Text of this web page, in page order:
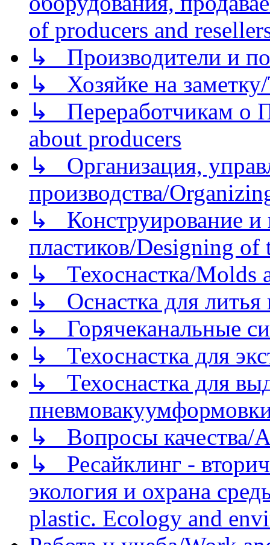
of producers and
↳ Производители и
↳ Хозяйке на
↳ Переработчикам о
about producers
↳ Организация,
производства/
↳ Конструирование и
пластиков/Designing of
↳ Техоснастка/Molds
↳ Оснастка для литья
↳ Горячеканальные
↳ Техоснастка для
↳ Техоснастка для
↳ Вопросы качества/
↳ Ресайклинг -
экология и охрана
plastic. Ecology and